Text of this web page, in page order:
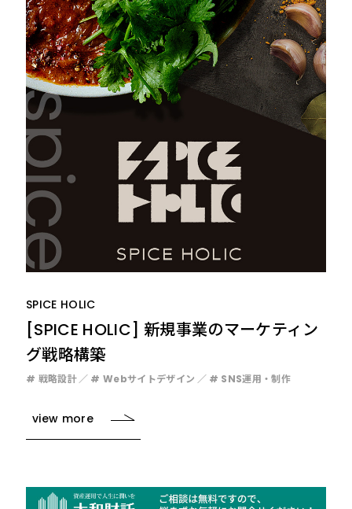
SPICE HOLIC
[SPICE HOLIC] 新規事業のマーケティン
グ戦略構築
# 戦略設計 # Webサイトデザイン # SNS運用・制作
view more